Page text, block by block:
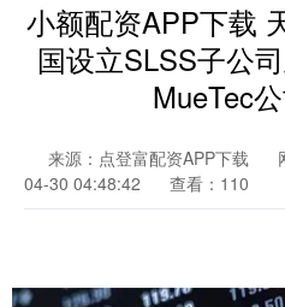
小额配资APP下载
国设立SLSS子公
MueTec
来源：点登富配资APP下载
04-30 04:48:42
查看：110